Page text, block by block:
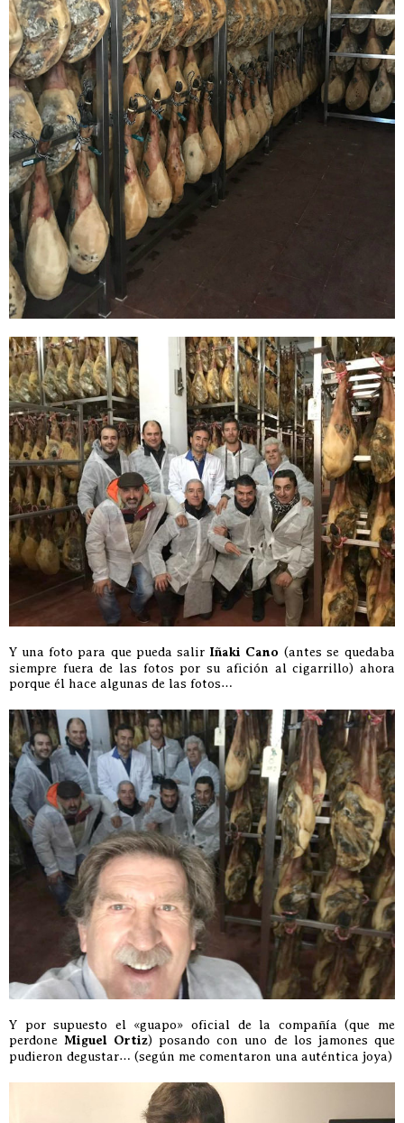
Y una foto para que pueda salir Iñaki Cano (antes se quedaba
siempre fuera de las fotos por su afición al cigarrillo) ahora
porque él hace algunas de las fotos…
Y por supuesto el «guapo» oficial de la compañía (que me
perdone Miguel Ortiz) posando con uno de los jamones que
pudieron degustar… (según me comentaron una auténtica joya)